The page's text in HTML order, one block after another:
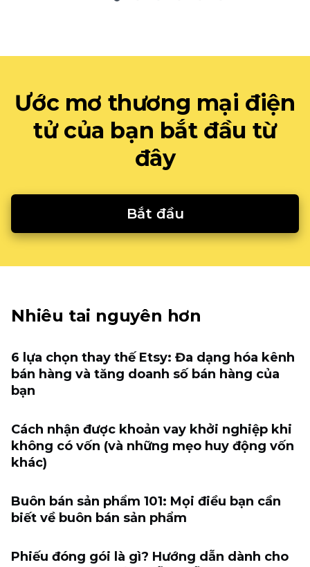
Ước mơ thương mại điện
tử của bạn bắt đầu từ
đây
Bắt đầu
Nhiêu tai nguyên hơn
6 lựa chọn thay thế Etsy: Đa dạng hóa kênh
bán hàng và tăng doanh số bán hàng của
bạn
Cách nhận được khoản vay khởi nghiệp khi
không có vốn (và những mẹo huy động vốn
khác)
Buôn bán sản phẩm 101: Mọi điều bạn cần
biết về buôn bán sản phẩm
Phiếu đóng gói là gì? Hướng dẫn dành cho